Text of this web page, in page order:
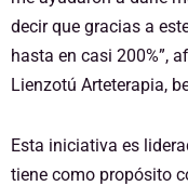
decir que gracias a
hasta en casi 200%”,
Lienzotú Arteterapia,
Esta iniciativa es
tiene como propósito